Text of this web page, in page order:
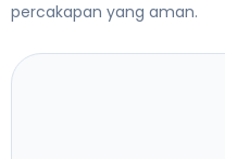
percakapan yang aman.